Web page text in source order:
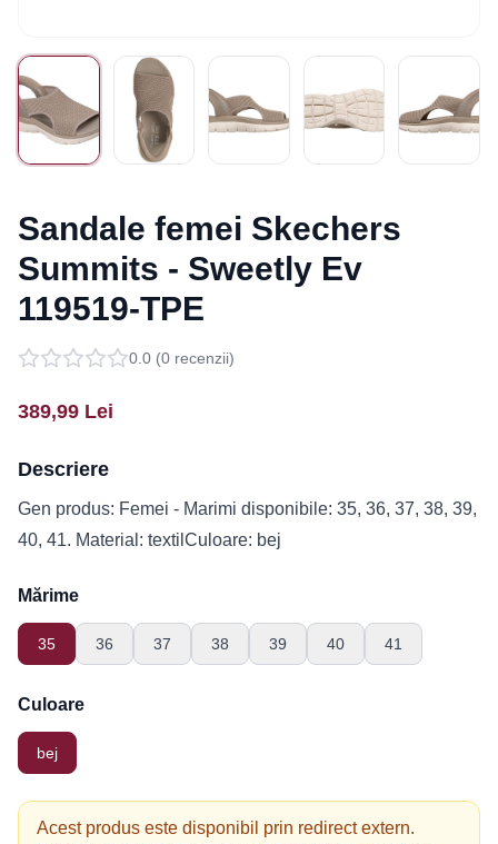
Sandale femei Skechers
Summits - Sweetly Ev
119519-TPE
0.0 (0 recenzii)
389,99 Lei
Descriere
Gen produs: Femei - Marimi disponibile: 35, 36, 37, 38, 39,
40, 41. Material: textilCuloare: bej
Mărime
35 36 37 38 39 40 41
Culoare
bej
Acest produs este disponibil prin redirect extern.